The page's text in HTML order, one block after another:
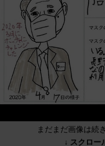
まだまだ画像は続
↓ スクロー